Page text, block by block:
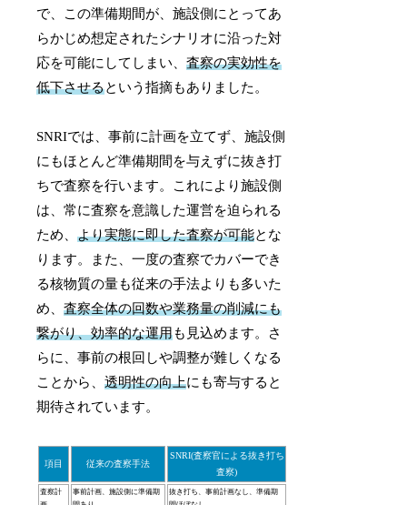
で、この準備期間が、施設側にとってあ
らかじめ想定されたシナリオに沿った対
応を可能にしてしまい、査察の実効性を
低下させるという指摘もありました。
SNRIでは、事前に計画を立てず、施設側
にもほとんど準備期間を与えずに抜き打
ちで査察を行います。これにより施設側
は、常に査察を意識した運営を迫られる
ため、より実態に即した査察が可能とな
ります。また、一度の査察でカバーでき
る核物質の量も従来の手法よりも多いた
め、査察全体の回数や業務量の削減にも
繋がり、効率的な運用も見込めます。さ
らに、事前の根回しや調整が難しくなる
ことから、透明性の向上にも寄与すると
期待されています。
項目 従来の査察手法
SNRI(査察官による抜き打ち
査察)
査察計
事前計画、施設側に準備期
抜き打ち、事前計画なし、準備期